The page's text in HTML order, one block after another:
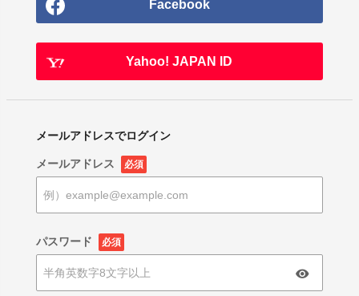
Facebook
Yahoo! JAPAN ID
メールアドレスでログイン
メールアドレス 必須
パスワード 必須